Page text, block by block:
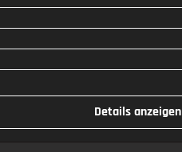
Details anzeigen